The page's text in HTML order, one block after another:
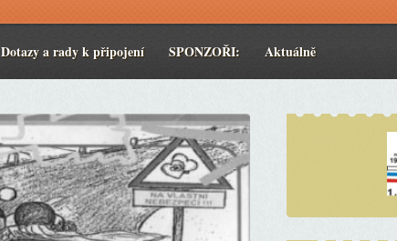
Dotazy a rady k připojení SPONZOŘI: Aktuálně